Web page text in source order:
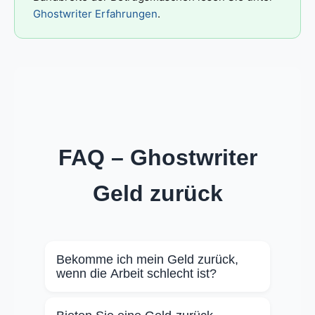
Ghostwriter Erfahrungen.
FAQ – Ghostwriter
Geld zurück
Bekomme ich mein Geld zurück,
wenn die Arbeit schlecht ist?